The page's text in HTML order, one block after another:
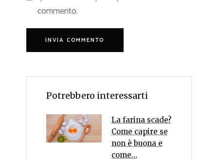
commento.
Potrebbero interessarti
La farina scade?
Come capire se
non è buona e
come…